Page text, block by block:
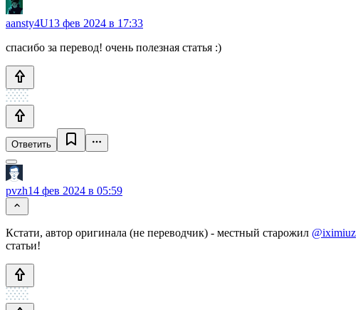
aansty4U13 фев 2024 в 17:33
спасибо за перевод! очень полезная статья :)
Ответить
pvzh14 фев 2024 в 05:59
Кстати, автор оригинала (не переводчик) - местный старожил @iximiuz
статьи!